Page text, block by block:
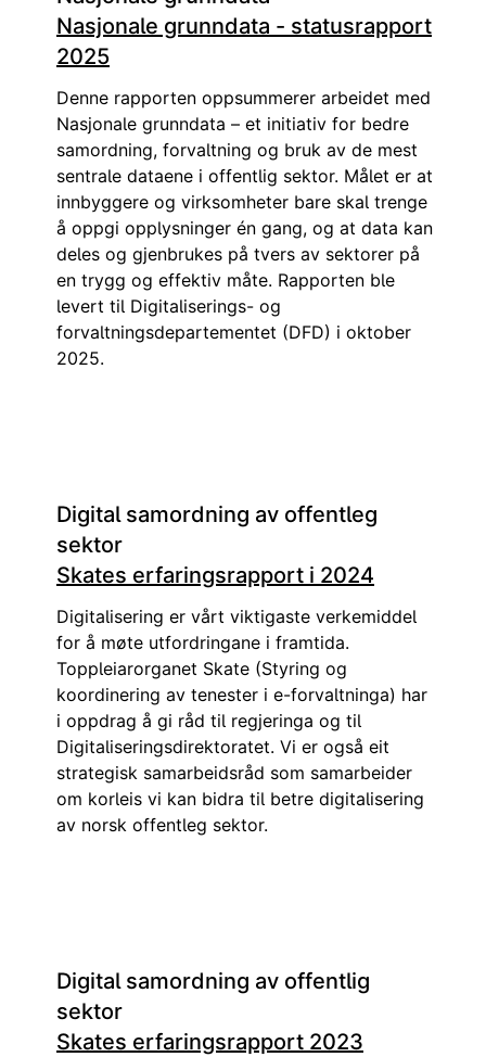
Nasjonale grunndata - statusrapport
2025
Denne rapporten oppsummerer arbeidet med
Nasjonale grunndata – et initiativ for bedre
samordning, forvaltning og bruk av de mest
sentrale dataene i offentlig sektor. Målet er at
innbyggere og virksomheter bare skal trenge
å oppgi opplysninger én gang, og at data kan
deles og gjenbrukes på tvers av sektorer på
en trygg og effektiv måte. Rapporten ble
levert til Digitaliserings- og
forvaltningsdepartementet (DFD) i oktober
2025.
Digital samordning av offentleg
sektor
Skates erfaringsrapport i 2024
Digitalisering er vårt viktigaste verkemiddel
for å møte utfordringane i framtida.
Toppleiarorganet Skate (Styring og
koordinering av tenester i e-forvaltninga) har
i oppdrag å gi råd til regjeringa og til
Digitaliseringsdirektoratet. Vi er også eit
strategisk samarbeidsråd som samarbeider
om korleis vi kan bidra til betre digitalisering
av norsk offentleg sektor.
Digital samordning av offentlig
sektor
Skates erfaringsrapport 2023